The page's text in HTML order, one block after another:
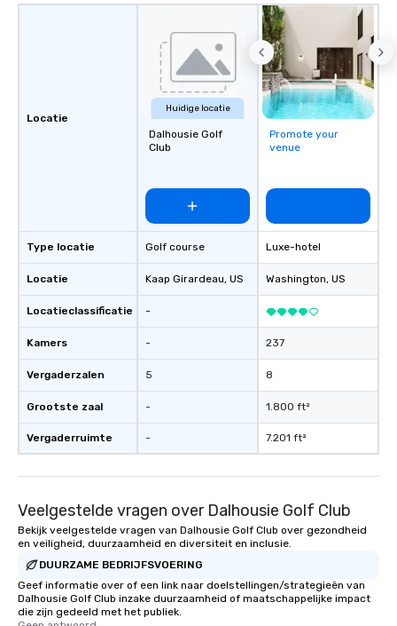
Locatie
Type locatie
Locatie
Locatieclassificatie
Kamers
Vergaderzalen
Grootste zaal
Vergaderruimte
Huidige locatie
Dalhousie Golf
Club
Golf course
Kaap Girardeau, US
-
-
5
-
-
Promote your
venue
Luxe-hotel
Washington, US
237
8
1.800 ft²
7.201 ft²
Veelgestelde vragen over Dalhousie Golf Club
Bekijk veelgestelde vragen van Dalhousie Golf Club over gezondheid
en veiligheid, duurzaamheid en diversiteit en inclusie.
DUURZAME BEDRIJFSVOERING
Geef informatie over of een link naar doelstellingen/strategieën van
Dalhousie Golf Club inzake duurzaamheid of maatschappelijke impact
die zijn gedeeld met het publiek.